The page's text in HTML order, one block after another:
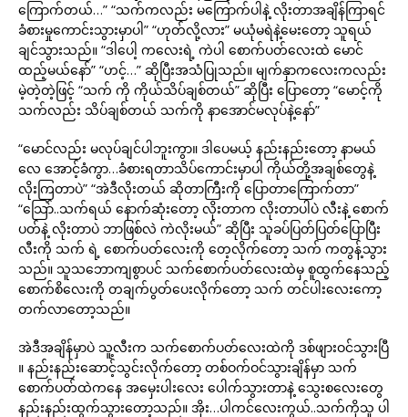
ကြောက်တယ်…” “သက်ကလည်း မကြောက်ပါနဲ့ လိုးတာအချိန်ကြာရင်
ခံစားမှုကောင်းသွားမှာပါ” “ဟုတ်လို့လား” မယုံမရဲနဲ့မေးတော့ သူရယ်
ချင်သွားသည်။ “ဒါပေါ့ ကလေးရဲ့ ကဲပါ စောက်ပတ်လေးထဲ မောင်
ထည့်မယ်နော်” “ဟင့်…” ဆိုပြီးအသံပြုသည်။ မျက်နှာကလေးကလည်း
မဲ့တဲ့တဲ့ဖြင့် “သက် ကို ကိုယ်သိပ်ချစ်တယ်” ဆိုပြီး ပြောတော့ “မောင့်ကို
သက်လည်း သိပ်ချစ်တယ် သက်ကို နာအောင်မလုပ်နဲ့နော်”
“မောင်လည်း မလုပ်ချင်ပါဘူးကွာ။ ဒါပေမယ့် နည်းနည်းတော့ နာမယ်
လေ အောင့်ခံကွာ…ခံစားရတာသိပ်ကောင်းမှာပါ ကိုယ်တို့အချစ်တွေနဲ့
လိုးကြတာပဲ” “အဲဒီလိုးတယ် ဆိုတာကြီးကို ပြောတာကြောက်တာ”
“သြော်..သက်ရယ် နောက်ဆုံးတော့ လိုးတာက လိုးတာပါပဲ လီးနဲ့ စောက်
ပတ်နဲ့ လိုးတာပဲ ဘာဖြစ်လဲ ကဲလိုးမယ်” ဆိုပြီး သူခပ်ပြတ်ပြတ်ပြောပြီး
လီးကို သက် ရဲ့ စောက်ပတ်လေးကို တေ့လိုက်တော့ သက် ကတွန့်သွား
သည်။ သူသဘောကျစွာပင် သက်စောက်ပတ်လေးထဲမှ စူထွက်နေသည့်
စောက်စိလေးကို တချက်ပွတ်ပေးလိုက်တော့ သက် တင်ပါးလေးကော့
တက်လာတော့သည်။
အဲဒီအချိန်မှာပဲ သူ့လီးက သက်စောက်ပတ်လေးထဲကို ဒစ်ဖျားဝင်သွားပြီ
။ နည်းနည်းဆောင့်သွင်းလိုက်တော့ တစ်ဝက်ဝင်သွားချိန်မှာ သက်
စောက်ပတ်ထဲကနေ အမှေးပါးလေး ပေါက်သွားတာနဲ့ သွေးစလေးတွေ
နည်းနည်းထွက်သွားတော့သည်။ အိုး…ပါကင်လေးကွယ်..သက်ကိုသူ ပါ